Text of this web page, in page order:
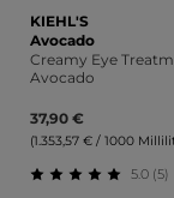
KIEHL'S
Avocado
Creamy Eye
Avocado
37,90 €
(1.353,57 € / 1000
5.0 (5)